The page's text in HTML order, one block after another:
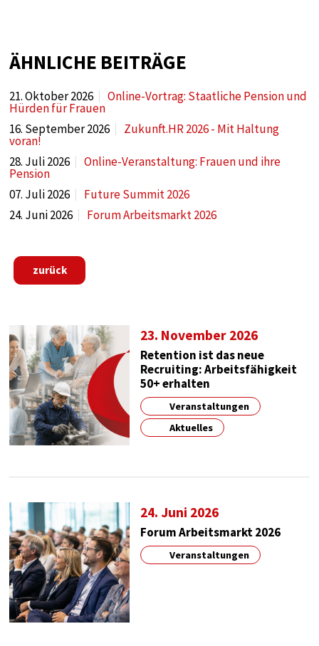
ÄHNLICHE BEITRÄGE
21. Oktober 2026 Online-Vortrag: Staatliche Pension und
Hürden für Frauen
16. September 2026
Zukunft.HR 2026 - Mit Haltung
voran!
28. Juli 2026
Online-Veranstaltung: Frauen und ihre
Pension
07. Juli 2026
Future Summit 2026
24. Juni 2026
Forum Arbeitsmarkt 2026
zurück
23. November 2026
Retention ist das neue
Recruiting: Arbeitsfähigkeit
50+ erhalten
Veranstaltungen
Aktuelles
24. Juni 2026
Forum Arbeitsmarkt 2026
Veranstaltungen
Zweck:
tag manager
Cookie Laufzeit:
1 year
EXTERNE MEDIEN
Notwendig, um Inhalte von externen Medien-
Plattformen anzuzeigen.
Name:
google
Google
Zweck:
google maps
Cookie Laufzeit:
1 year